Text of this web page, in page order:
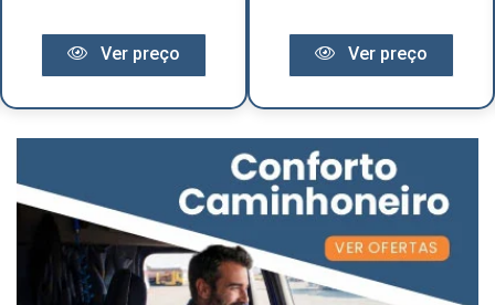
Ver preço Ver preço